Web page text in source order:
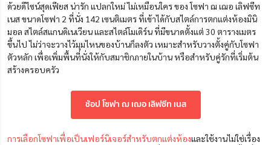
ด้วยดีไซน์สุดเฟียส น่ารัก แปลกใหม่ ไม่เหมือนใคร ของ โซฟา ฌ เฌอ เลิฟซีท
เนส ขนาดโซฟา 2 ที่นั่ง 142 เซนติเมตร ที่เข้าได้กับสไตล์การตกแต่งห้องมินิ
มอล สไตล์สแกนดิเนเวียน และสไตล์โมเดิร์นที่มีขนาดตั้งแต่ 30 ตารางเมตร
ขึ้นไปไม่ว่าจะวางไว้มุมไหนของบ้านก็ลงตัว เหมาะสำหรับวางตั้งคู่กับโซฟา
ตัวหลัก เพื่อเพิ่มพื้นที่นั่งให้กับสมาชิกภายในบ้าน หรือสำหรับคู่รักที่เริ่มต้น
สร้างครอบครัว
ช้อป โซฟา ฌ เฌอ เลิฟซีท เนส
การเลือกโซฟาเพื่อเป็นเฟอร์นิเจอร์สำหรับตกแต่งห้องและใช้งานไม่ใช่เรื่อง